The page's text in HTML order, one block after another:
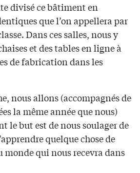
divisé ce bâtiment en
que l’on appellera par
Dans ces salles, nous y
et des tables en ligne à
de fabrication dans les
nous allons (accompagnés de
la même année que nous)
le but est de nous soulager de
quelque chose de
qui nous recevra dans